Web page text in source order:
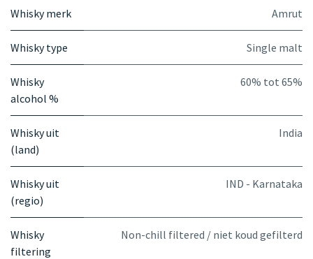
Whisky merk Amrut
Whisky type Single malt
Whisky
alcohol %
60% tot 65%
Whisky uit
(land)
India
Whisky uit
(regio)
IND - Karnataka
Whisky
filtering
Non-chill filtered / niet koud gefilterd